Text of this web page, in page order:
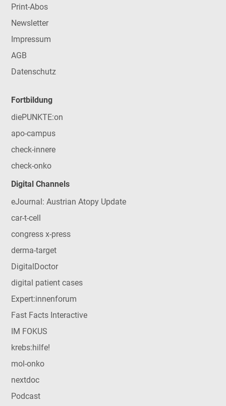
Print-Abos
Newsletter
Impressum
AGB
Datenschutz
Fortbildung
diePUNKTE:on
apo-campus
check-innere
check-onko
Digital Channels
eJournal: Austrian Atopy Update
car-t-cell
congress x-press
derma-target
DigitalDoctor
digital patient cases
Expert:innenforum
Fast Facts Interactive
IM FOKUS
krebs:hilfe!
mol-onko
nextdoc
Podcast